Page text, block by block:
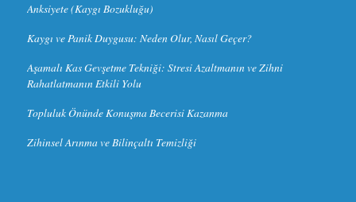
Anksiyete (Kaygı Bozukluğu)
Kaygı ve Panik Duygusu: Neden Olur, Nasıl Geçer?
Aşamalı Kas Gevşetme Tekniği: Stresi Azaltmanın ve Zihni
Rahatlatmanın Etkili Yolu
Topluluk Önünde Konuşma Becerisi Kazanma
Zihinsel Arınma ve Bilinçaltı Temizliği